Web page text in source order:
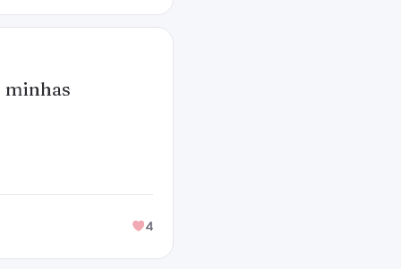
minhas
4